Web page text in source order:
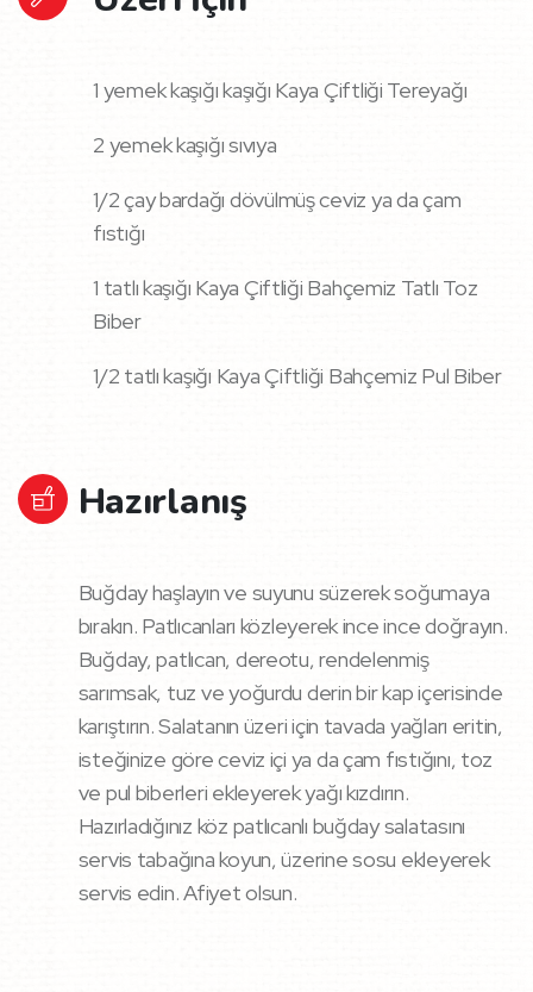
1 yemek kaşığı kaşığı Kaya Çiftliği Tereyağı
2 yemek kaşığı sıvıya
1/2 çay bardağı dövülmüş ceviz ya da çam
fıstığı
1 tatlı kaşığı Kaya Çiftliği Bahçemiz Tatlı Toz
Biber
1/2 tatlı kaşığı Kaya Çiftliği Bahçemiz Pul Biber
Hazırlanış
Buğday haşlayın ve suyunu süzerek soğumaya
bırakın. Patlıcanları közleyerek ince ince doğrayın.
Buğday, patlıcan, dereotu, rendelenmiş
sarımsak, tuz ve yoğurdu derin bir kap içerisinde
karıştırın. Salatanın üzeri için tavada yağları eritin,
isteğinize göre ceviz içi ya da çam fıstığını, toz
ve pul biberleri ekleyerek yağı kızdırın.
Hazırladığınız köz patlıcanlı buğday salatasını
servis tabağına koyun, üzerine sosu ekleyerek
servis edin.Afiyet olsun.